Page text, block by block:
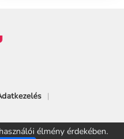
élmény érdekében.